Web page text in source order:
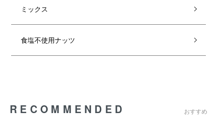
ミックス
食塩不使用ナッツ
RECOMMENDED おすすめ